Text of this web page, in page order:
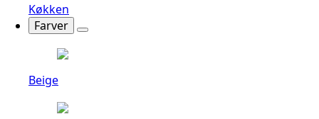
Køkken
Farver
Beige